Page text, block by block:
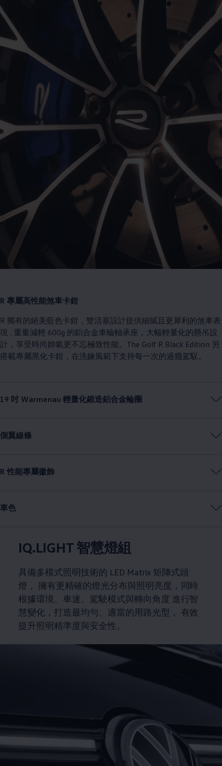
R 專屬高性能煞車卡鉗
R 獨有的絕美藍色卡鉗，雙活塞設計提供細膩且更犀利的煞車表
現 ; 重量減輕 600g 的鋁合金車輪軸承座，大幅輕量化的懸吊設
計，享受時尚帥氣更不忘極致性能。​The Golf R Black Edition 另
搭載專屬黑化卡鉗，在洗鍊風範下支持每一次的過癮駕馭。
19 吋 Warmenau 輕量化鍛造鋁合金輪圈
側翼線條
R 性能專屬徽飾
車色
IQ.LIGHT 智慧燈組
具備多模式照明技術的 LED Matrix 矩陣式頭
燈， 擁有更精確的燈光分布與照明亮度，同時
根據環境、車速、駕駛模式與轉向角度 進行智
慧變化，打造最均勻、適當的用路光型， 有效
提升照明精準度與安全性。